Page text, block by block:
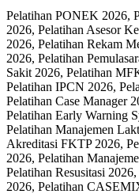
Pelatihan PONEK 2026,
2026, Pelatihan Asesor
2026, Pelatihan Rekam
2026, Pelatihan
Sakit 2026, Pelatihan
Pelatihan IPCN 2026,
Pelatihan Case Manager
Pelatihan Early Warning
Pelatihan Manajemen
Akreditasi FKTP 2026,
2026, Pelatihan
Pelatihan Resusitasi
2026, Pelatihan